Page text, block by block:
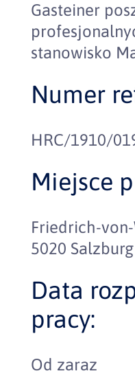
Gasteiner
stanowisko
Numer
HRC/1910/
Miejsce
Friedrich-
5020 Salzburg
Data
pracy:
Od zaraz